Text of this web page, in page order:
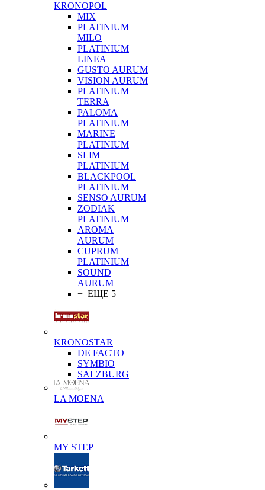
KRONOPOL
MIX
PLATINIUM
MILO
PLATINIUM
LINEA
GUSTO AURUM
VISION AURUM
PLATINIUM
TERRA
PALOMA
PLATINIUM
MARINE
PLATINIUM
SLIM
PLATINIUM
BLACKPOOL
PLATINIUM
SENSO AURUM
ZODIAK
PLATINIUM
AROMA
AURUM
CUPRUM
PLATINIUM
SOUND
AURUM
+ ЕЩЕ 5
KRONOSTAR
DE FACTO
SYMBIO
SALZBURG
LA MOENA
MY STEP